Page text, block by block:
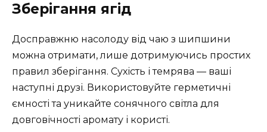
Зберігання ягід
Досправжню насолоду від чаю з шипшини
можна отримати, лише дотримуючись простих
правил зберігання. Сухість і темрява — ваші
наступні друзі. Використовуйте герметичні
ємності та уникайте сонячного світла для
довговічності аромату і користі.